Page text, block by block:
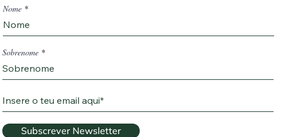
Nome
Sobrenome
Subscrever Newsletter